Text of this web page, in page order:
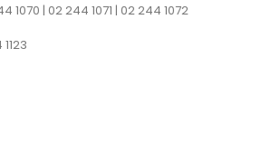
1070 | 02 244 1071 | 02 244 1072